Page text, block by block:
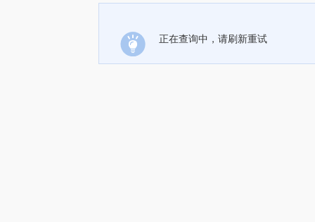
正在查询中，请刷新重试